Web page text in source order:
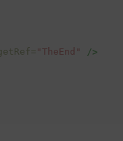
"TheEnd"
/>